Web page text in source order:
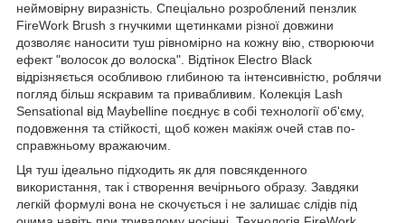
неймовірну виразність. Спеціально розроблений пензлик
FireWork Brush з гнучкими щетинками різної довжини
дозволяє наносити туш рівномірно на кожну вію, створюючи
ефект "волосок до волоска". Відтінок Electro Black
відрізняється особливою глибиною та інтенсивністю, роблячи
погляд більш яскравим та привабливим. Колекція Lash
Sensational від Maybelline поєднує в собі технології об'єму,
подовження та стійкості, щоб кожен макіяж очей став по-
справжньому вражаючим.
Ця туш ідеально підходить як для повсякденного
використання, так і створення вечірнього образу. Завдяки
легкій формулі вона не скочується і не залишає слідів під